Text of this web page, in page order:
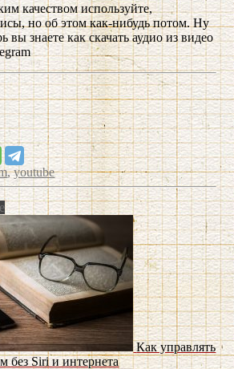
качеством используйте,
но об этом как-нибудь потом. Ну
вы знаете как скачать аудио из видео
,youtube
Как управлять
без Siri и интернета